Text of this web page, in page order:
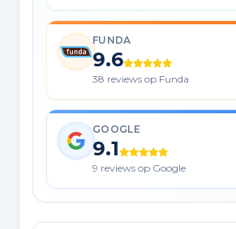
FUNDA
9.6
38 reviews op Funda
GOOGLE
9.1
9 reviews op Google